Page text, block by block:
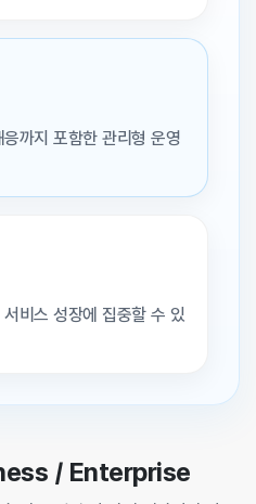
까지 포함한 관리형 운영
비스 성장에 집중할 수 있
/ Enterprise